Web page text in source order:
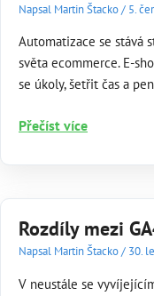
Napsal Martin Štacko/ 5.
Automatizace se stává
světa ecommerce. E-
se úkoly, šetřit čas a
Automatizace
commerce:
a
zisku
Přečíst více
Rozdíly mezi
Napsal Martin Štacko/ 30.
V neustále se